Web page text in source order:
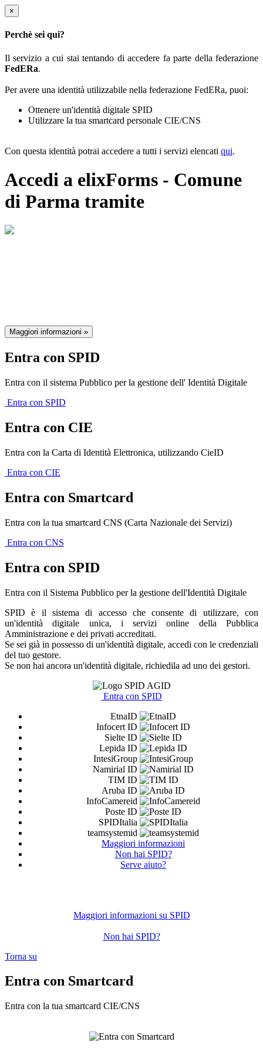
×
Perchè sei qui?
Il servizio a cui stai tentando di accedere fa parte della federazione
FedERa.
Per avere una identità utilizzabile nella federazione FedERa, puoi:
Ottenere un'identità digitale SPID
Utilizzare la tua smartcard personale CIE/CNS
Con questa identità potrai accedere a tutti i servizi elencati qui.
Accedi a elixForms - Comune
di Parma tramite
Maggiori informazioni »
Entra con SPID
Entra con il sistema Pubblico per la gestione dell' Identità Digitale
Entra con SPID
Entra con CIE
Entra con la Carta di Identità Elettronica, utilizzando CieID
Entra con CIE
Entra con Smartcard
Entra con la tua smartcard CNS (Carta Nazionale dei Servizi)
Entra con CNS
Entra con SPID
Entra con il Sistema Pubblico per la gestione dell'Identità Digitale
SPID è il sistema di accesso che consente di utilizzare, con
un'identità digitale unica, i servizi online della Pubblica
Amministrazione e dei privati accreditati.
Se sei già in possesso di un'identità digitale, accedi con le credenziali
del tuo gestore.
Se non hai ancora un'identità digitale, richiedila ad uno dei gestori.
Entra con SPID
EtnaID
Infocert ID
Sielte ID
Lepida ID
IntesiGroup
Namirial ID
TIM ID
Aruba ID
InfoCamereid
Poste ID
SPIDItalia
teamsystemid
Maggiori informazioni
Non hai SPID?
Serve aiuto?
Maggiori informazioni su SPID
Non hai SPID?
Torna su
Entra con Smartcard
Entra con la tua smartcard CIE/CNS